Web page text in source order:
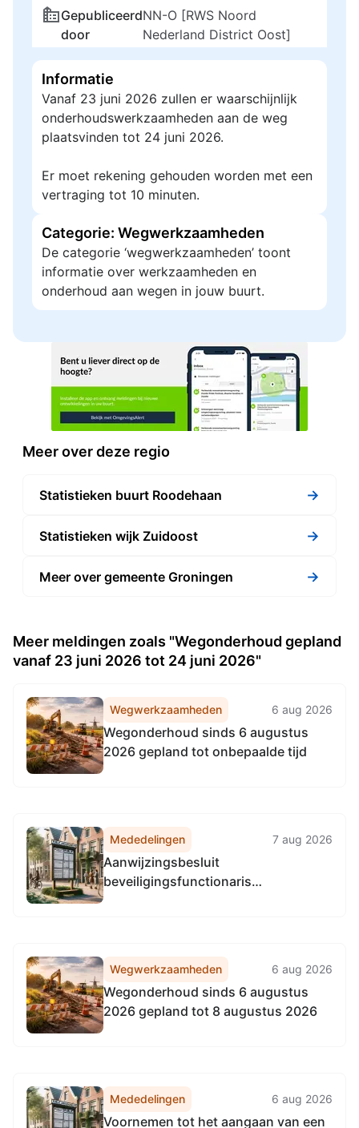
Gepubliceerd
door
NN-O [RWS Noord
Nederland District Oost]
Informatie
Vanaf 23 juni 2026 zullen er waarschijnlijk
onderhoudswerkzaamheden aan de weg
plaatsvinden tot 24 juni 2026.
Er moet rekening gehouden worden met een
vertraging tot 10 minuten.
Categorie: Wegwerkzaamheden
De categorie ‘wegwerkzaamheden’ toont
informatie over werkzaamheden en
onderhoud aan wegen in jouw buurt.
Meer over deze regio
Statistieken buurt Roodehaan →
Statistieken wijk Zuidoost →
Meer over gemeente Groningen →
Meer meldingen zoals "Wegonderhoud gepland
vanaf 23 juni 2026 tot 24 juni 2026"
Wegwerkzaamheden 6 aug 2026
Wegonderhoud sinds 6 augustus
2026 gepland tot onbepaalde tijd
Mededelingen 7 aug 2026
Aanwijzingsbesluit
beveiligingsfunctionaris
Wegwerkzaamheden 6 aug 2026
Wegonderhoud sinds 6 augustus
2026 gepland tot 8 augustus 2026
Mededelingen 6 aug 2026
Voornemen tot het aangaan van een